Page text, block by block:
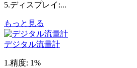
5.ディスプレイ:...
もっと見る
デジタル流量計
1.精度: 1%